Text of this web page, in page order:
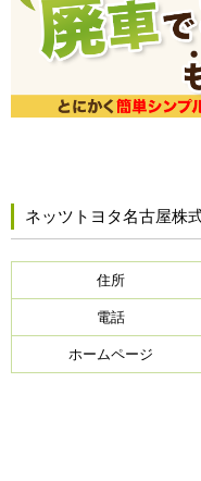
ネッツトヨタ名古屋株
住所
電話
ホームページ